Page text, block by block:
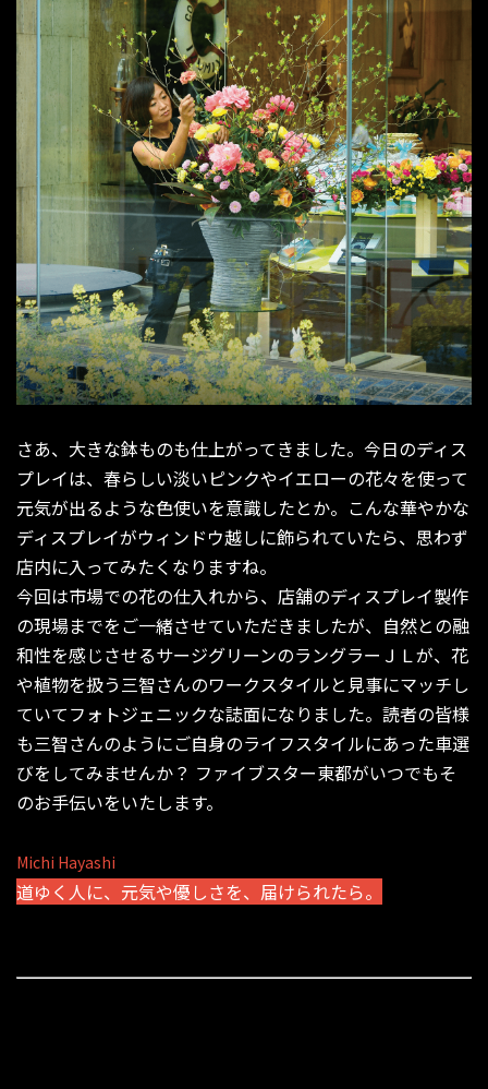
さあ、大きな鉢ものも仕上がってきました。今日のディス
プレイは、春らしい淡いピンクやイエローの花々を使って
元気が出るような色使いを意識したとか。こんな華やかな
ディスプレイがウィンドウ越しに飾られていたら、思わず
店内に入ってみたくなりますね。
今回は市場での花の仕入れから、店舗のディスプレイ製作
の現場までをご一緒させていただきましたが、自然との融
和性を感じさせるサージグリーンのラングラーＪＬが、花
や植物を扱う三智さんのワークスタイルと見事にマッチし
ていてフォトジェニックな誌面になりました。読者の皆様
も三智さんのようにご自身のライフスタイルにあった車選
びをしてみませんか？ ファイブスター東都がいつでもそ
のお手伝いをいたします。
Michi Hayashi
道ゆく人に、元気や優しさを、届けられたら。